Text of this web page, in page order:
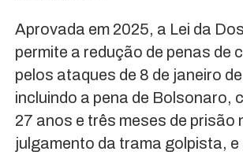
Aprovada em 2025, a Lei da
permite a redução de penas de
pelos ataques de 8 de janeiro
incluindo a pena de Bolsonaro,
27 anos e três meses de prisão
julgamento da trama golpista, e